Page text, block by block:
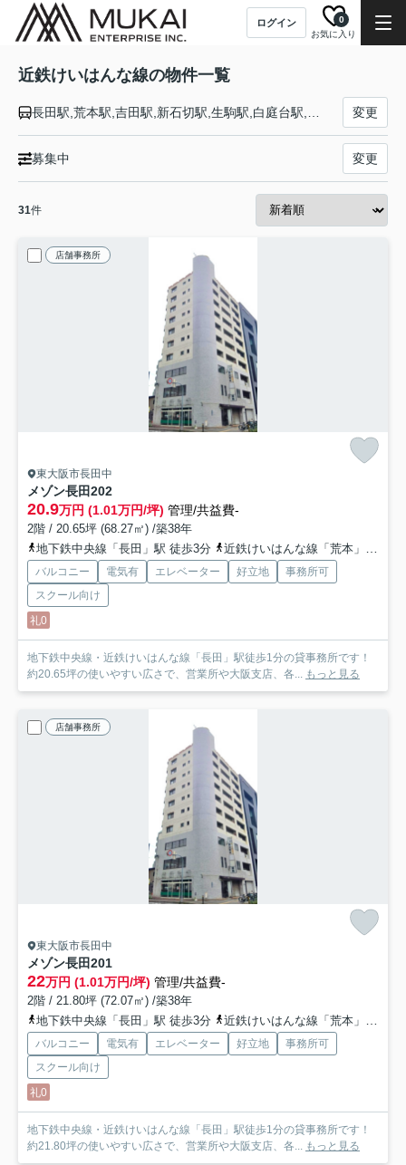
ログイン
お気に入り
0
近鉄けいはんな線の物件一覧
変更
募集中 変更
31件
店舗事務所
東大阪市長田中
メゾン長田202
20.9万円 (1.01万円/坪) 管理/共益費-
2階 / 20.65坪 (68.27㎡) /築38年
地下鉄中央線「長田」駅 徒歩3分
近鉄けいはんな線「荒本」駅 徒歩18分
バルコニー 電気有 エレベーター 好立地
事務所可
スクール向け
礼0
地下鉄中央線・近鉄けいはんな線「長田」駅徒歩1分の貸事務所です！
約20.65坪の使いやすい広さで、営業所や大阪支店、各... もっと見る
店舗事務所
東大阪市長田中
メゾン長田201
22万円 (1.01万円/坪) 管理/共益費-
2階 / 21.80坪 (72.07㎡) /築38年
地下鉄中央線「長田」駅 徒歩3分
近鉄けいはんな線「荒本」駅 徒歩18分
バルコニー 電気有 エレベーター 好立地
事務所可
スクール向け
礼0
地下鉄中央線・近鉄けいはんな線「長田」駅徒歩1分の貸事務所です！
約21.80坪の使いやすい広さで、営業所や大阪支店、各... もっと見る